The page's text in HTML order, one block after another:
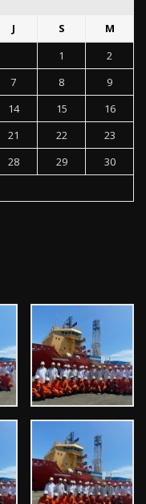
J S
M
1
2
7 8
9
14 15
16
21 22
23
28 29
30